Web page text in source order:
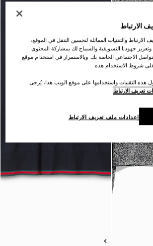
الارتباط
والتقنيات المماثلة لتحسين التنقل في الموقع،
جهودنا التسويقية والسماح لك بمشاركة المحتوى
الاجتماعي الخاصة بك. وبالاستمرار في استخدام موقع
شروط الاستخدام هذه.
هذه التقنيات واستخدامها على موقع الويب هذا، يُرجى
تعريف الارتباط
إعدادات ملف تعريف الارتباط